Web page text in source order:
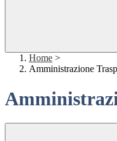
Home >
Amministrazione